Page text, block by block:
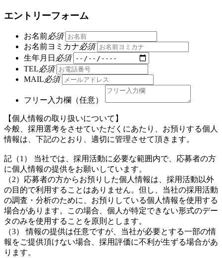
エントリーフォーム
お名前必須
お名前ヨミカナ必須
生年月日 必須
TEL必須
MAIL必須
フリー入力欄（任意）
【個人情報の取り扱いについて】
今般、採用選考をさせていただくにあたり、お預りする個人
情報は、下記のとおり、適切に管理させて頂きます。
記（1） 当社では、採用活動に必要な範囲内で、応募者の方
に個人情報の提供をお願いしています。
（2）応募者の方からお預りした個人情報は、採用活動以外
の目的で利用することはありません。但し、当社の採用活動
の調査・分析のために、お預りしている個人情報を使用する
場合があります。この場合、個人が特定できない形式のデー
タのみを使用することを原則とします。
（3） 情報の提供は任意ですが、当社が必要とする一部の情
報をご提供頂けない場合、採用評価に不利が生ずる場合があ
ります。